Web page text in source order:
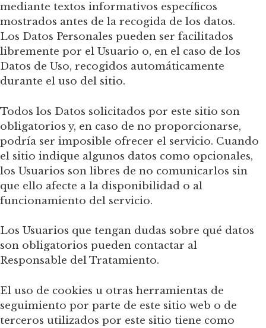
mediante textos informativos específicos
mostrados antes de la recogida de los datos.
Los Datos Personales pueden ser facilitados
libremente por el Usuario o, en el caso de los
Datos de Uso, recogidos automáticamente
durante el uso del sitio.
Todos los Datos solicitados por este sitio son
obligatorios y, en caso de no proporcionarse,
podría ser imposible ofrecer el servicio. Cuando
el sitio indique algunos datos como opcionales,
los Usuarios son libres de no comunicarlos sin
que ello afecte a la disponibilidad o al
funcionamiento del servicio.
Los Usuarios que tengan dudas sobre qué datos
son obligatorios pueden contactar al
Responsable del Tratamiento.
El uso de cookies u otras herramientas de
seguimiento por parte de este sitio web o de
terceros utilizados por este sitio tiene como